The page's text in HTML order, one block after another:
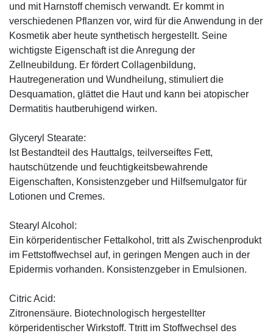
und mit Harnstoff chemisch verwandt. Er kommt in
verschiedenen Pflanzen vor, wird für die Anwendung in der
Kosmetik aber heute synthetisch hergestellt. Seine
wichtigste Eigenschaft ist die Anregung der
Zellneubildung. Er fördert Collagenbildung,
Hautregeneration und Wundheilung, stimuliert die
Desquamation, glättet die Haut und kann bei atopischer
Dermatitis hautberuhigend wirken.
Glyceryl Stearate:
Ist Bestandteil des Hauttalgs, teilverseiftes Fett,
hautschützende und feuchtigkeitsbewahrende
Eigenschaften, Konsistenzgeber und Hilfsemulgator für
Lotionen und Cremes.
Stearyl Alcohol:
Ein körperidentischer Fettalkohol, tritt als Zwischenprodukt
im Fettstoffwechsel auf, in geringen Mengen auch in der
Epidermis vorhanden. Konsistenzgeber in Emulsionen.
Citric Acid:
Zitronensäure. Biotechnologisch hergestellter
körperidentischer Wirkstoff. Ttritt im Stoffwechsel des